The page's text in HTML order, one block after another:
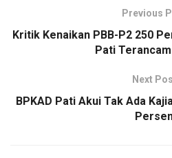
Previous
Kritik Kenaikan PBB-P2 250
Pati
Next
BPKAD Pati Akui Tak Ada